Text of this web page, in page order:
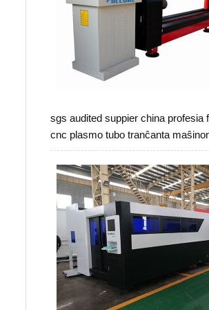
sgs audited suppier china profesia
cnc plasmo tubo tranĉanta